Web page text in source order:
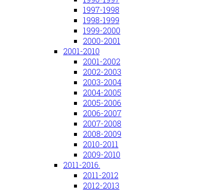
1997-1998
1998-1999
1999-2000
2000-2001
2001-2010
2001-2002
2002-2003
2003-2004
2004-2005
2005-2006
2006-2007
2007-2008
2008-2009
2010-2011
2009-2010
2011-2016.
2011-2012
2012-2013